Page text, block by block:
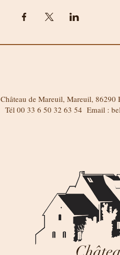
Château de Mareuil, Mareuil, 86290
Tél 00 33 6 50 32 63 54 Email :